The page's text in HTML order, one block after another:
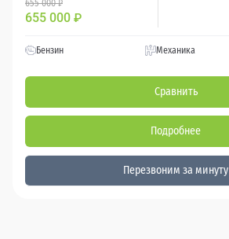
655 000 ₽
655 000 ₽
Бензин Механика
Сравнить
Подробнее
Перезвоним за минуту